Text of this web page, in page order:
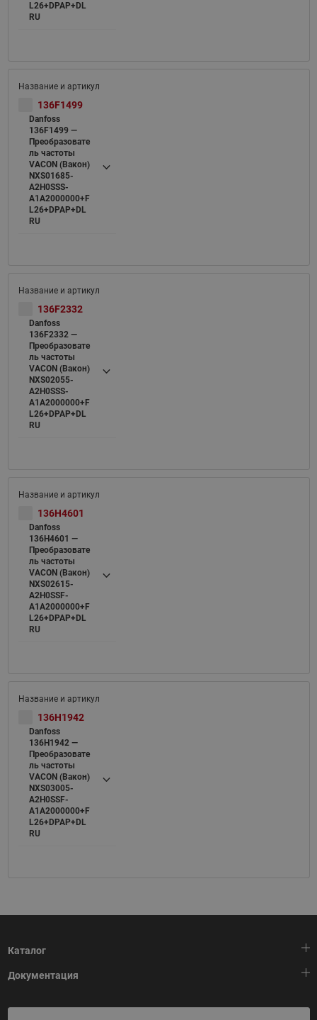
L26+DPAP+DL
RU
136F1499
Danfoss
136F1499 —
Преобразовате
ль частоты
VACON (Вакон)
NXS01685-
A2H0SSS-
A1A2000000+F
L26+DPAP+DL
RU
136F2332
Danfoss
136F2332 —
Преобразовате
ль частоты
VACON (Вакон)
NXS02055-
A2H0SSS-
A1A2000000+F
L26+DPAP+DL
RU
136H4601
Danfoss
136H4601 —
Преобразовате
ль частоты
VACON (Вакон)
NXS02615-
A2H0SSF-
A1A2000000+F
L26+DPAP+DL
RU
136H1942
Danfoss
136H1942 —
Преобразовате
ль частоты
VACON (Вакон)
NXS03005-
A2H0SSF-
A1A2000000+F
L26+DPAP+DL
RU
Каталог
Тепловая автоматика
Холодильная техника
Документация
HeatPlatform (Тепловая платформа)